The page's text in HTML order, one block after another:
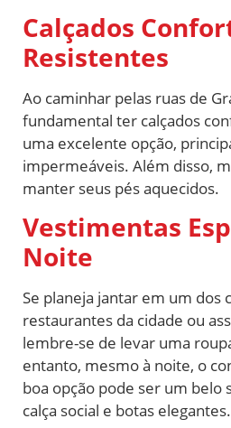
Calçados
Resistentes
Ao caminhar pelas ruas de
fundamental ter calçados
uma excelente opção,
impermeáveis. Além disso,
manter seus pés aquecidos.
Vestimentas
Noite
Se planeja jantar em um dos
restaurantes da cidade ou
lembre-se de levar uma
entanto, mesmo à noite, o
boa opção pode ser um belo
calça social e botas elegantes.